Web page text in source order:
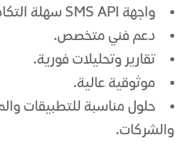
واجهة SMS API سهلة التكامل.
دعم فني متخصص.
تقارير وتحليلات فورية.
موثوقية عالية.
حلول مناسبة للتطبيقات
والشركات.